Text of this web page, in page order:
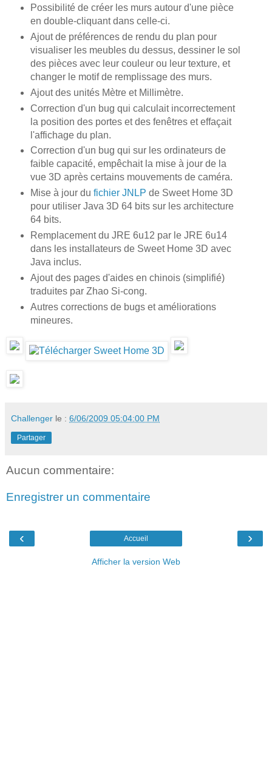
Possibilité de créer les murs autour d'une pièce
en double-cliquant dans celle-ci.
Ajout de préférences de rendu du plan pour
visualiser les meubles du dessus, dessiner le sol
des pièces avec leur couleur ou leur texture, et
changer le motif de remplissage des murs.
Ajout des unités Mètre et Millimètre.
Correction d'un bug qui calculait incorrectement
la position des portes et des fenêtres et effaçait
l'affichage du plan.
Correction d'un bug qui sur les ordinateurs de
faible capacité, empêchait la mise à jour de la
vue 3D après certains mouvements de caméra.
Mise à jour du fichier JNLP de Sweet Home 3D
pour utiliser Java 3D 64 bits sur les architecture
64 bits.
Remplacement du JRE 6u12 par le JRE 6u14
dans les installateurs de Sweet Home 3D avec
Java inclus.
Ajout des pages d'aides en chinois (simplifié)
traduites par Zhao Si-cong.
Autres corrections de bugs et améliorations
mineures.
Challenger le : 6/06/2009 05:04:00 PM
Partager
Aucun commentaire:
Enregistrer un commentaire
‹ ›
Accueil
Afficher la version Web